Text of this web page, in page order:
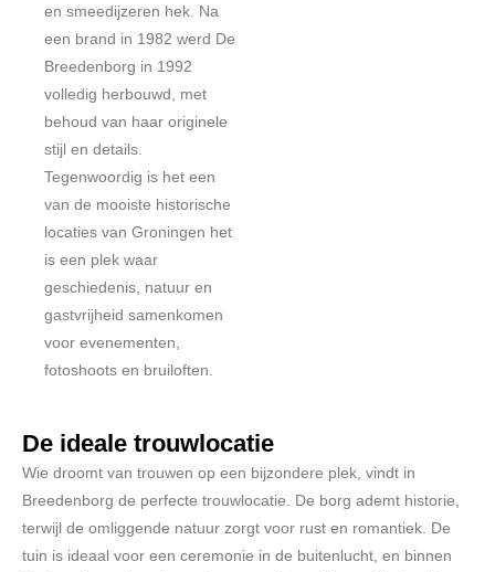
en smeedijzeren hek. Na
een brand in 1982 werd De
Breedenborg in 1992
volledig herbouwd, met
behoud van haar originele
stijl en details.
Tegenwoordig is het een
van de mooiste historische
locaties van Groningen het
is een plek waar
geschiedenis, natuur en
gastvrijheid samenkomen
voor evenementen,
fotoshoots en bruiloften.
De ideale trouwlocatie
Wie droomt van trouwen op een bijzondere plek, vindt in
Breedenborg de perfecte trouwlocatie. De borg ademt historie,
terwijl de omliggende natuur zorgt voor rust en romantiek. De
tuin is ideaal voor een ceremonie in de buitenlucht, en binnen